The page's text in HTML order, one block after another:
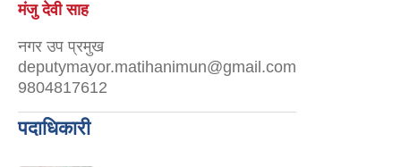
मंजु देवी साह
नगर उप प्रमुख
deputymayor.matihanimun@gmail.com
9804817612
पदाधिकारी